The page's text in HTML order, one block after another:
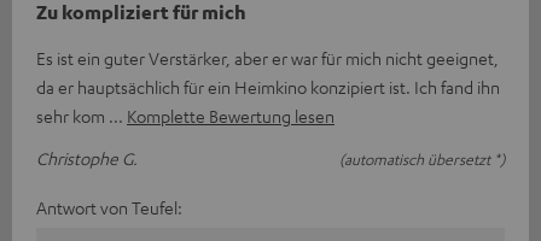
Zu kompliziert für mich
Es ist ein guter Verstärker, aber er war für mich nicht geeignet,
da er hauptsächlich für ein Heimkino konzipiert ist. Ich fand ihn
sehr kom
Komplette Bewertung lesen
Christophe G.
(automatisch übersetzt *)
Antwort von Teufel: